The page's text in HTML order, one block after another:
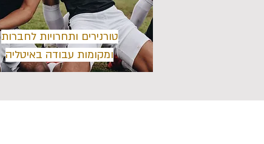
טורנירים ותחרויות לחברות
ומקומות עבודה באיטליה